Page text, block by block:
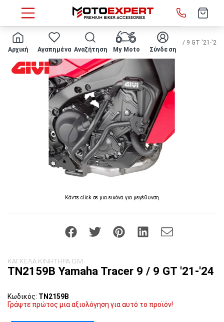
Αρχική Αγαπημένα Αναζήτηση My Moto Σύνδεση
HOME ΚΑΓΚΕΛΑ ΚΙΝΗΤΗΡΑ GIVI - TN2159B Yamaha Tracer 9 / 9 GT '21-'24
Κάντε click σε μια εικόνα για μεγέθυνση
ΚΑΓΚΕΛΑ ΚΙΝΗΤΗΡΑ GIVI
TN2159B Yamaha Tracer 9 / 9 GT '21-'24
Κωδικός: TN2159B
Γράψτε πρώτος μια αξιολόγηση για αυτό το προϊόν!